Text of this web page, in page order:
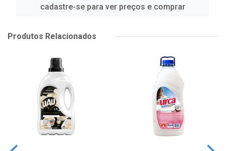
cadastre-se para ver preços e comprar
Produtos Relacionados